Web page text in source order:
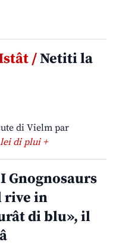
/Netiti la
di Vielm par
lei di plui +
I Gnognosaurs
rive in
di blu», il